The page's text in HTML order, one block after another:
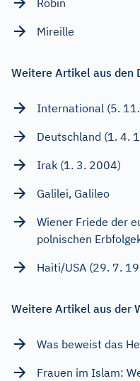
Mireille
Weitere Artikel aus den
International (5.
Deutschland (1. 4.
Irak (1. 3. 2004)
Galilei, Galileo
Wiener Friede der
polnischen
Haiti/USA (29. 7.
Weitere Artikel aus der
Was beweist das
Frauen im Islam: